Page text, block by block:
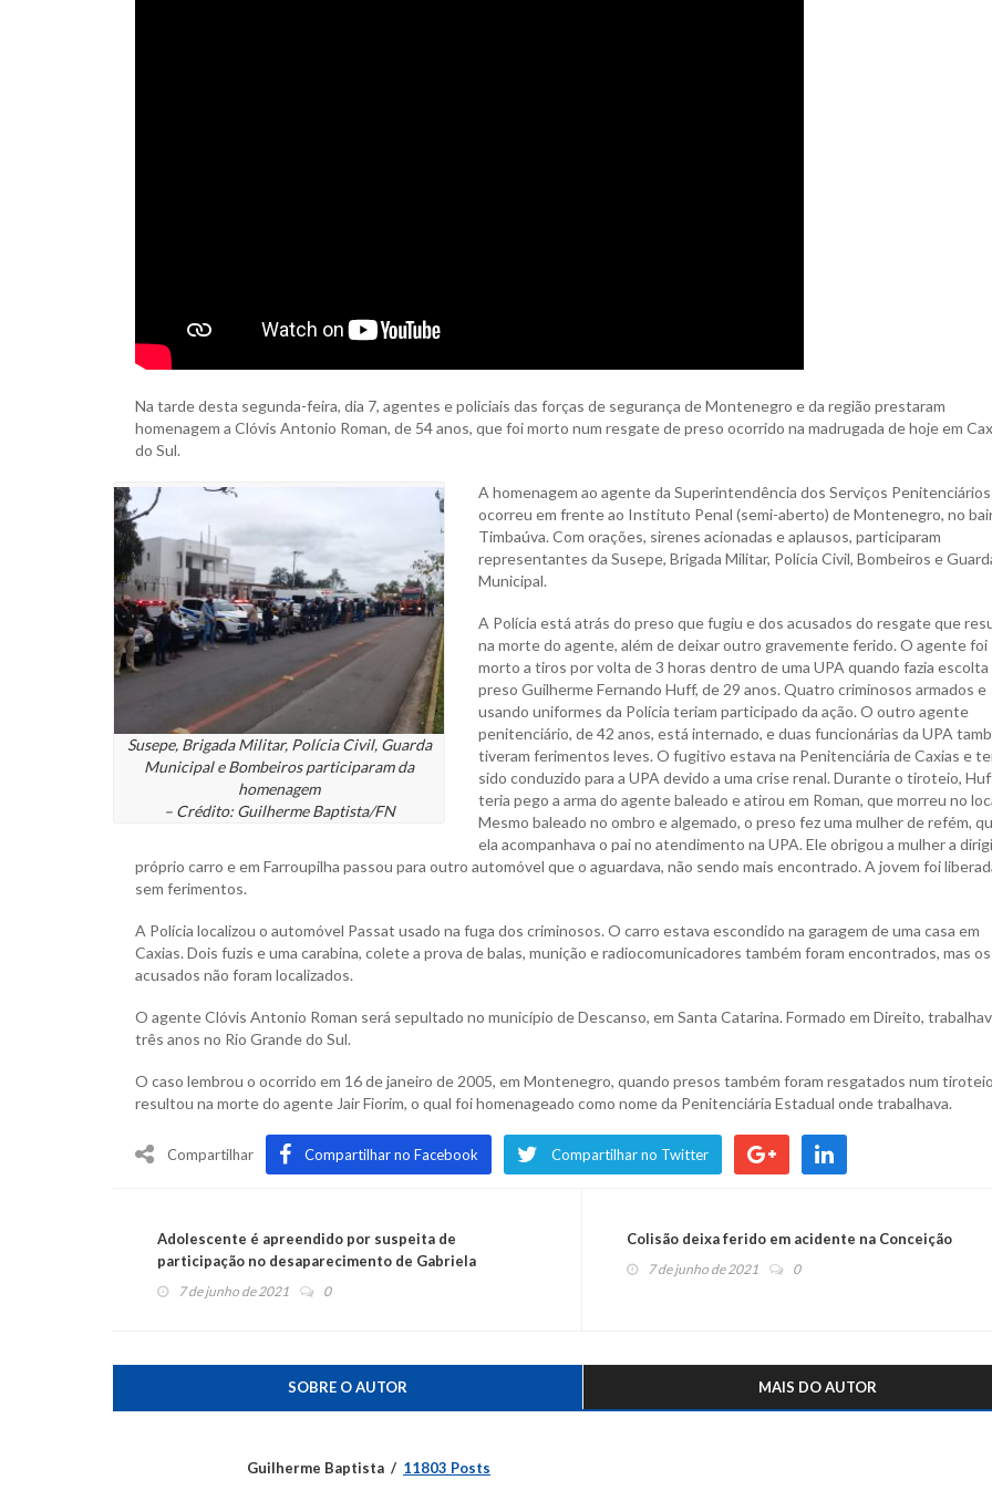
Na tarde desta segunda-feira, dia 7, agentes e policiais das forças de segurança de Montenegro e da região prestaram
homenagem a Clóvis Antonio Roman, de 54 anos, que foi morto num resgate de preso ocorrido na madrugada de hoje em
do Sul.
Susepe, Brigada Militar, Polícia Civil, Guarda
Municipal e Bombeiros participaram da
homenagem
– Crédito: Guilherme Baptista/FN
A homenagem ao agente da Superintendência dos Serviços Penitenciários
ocorreu em frente ao Instituto Penal (semi-aberto) de Montenegro, no
Timbaúva. Com orações, sirenes acionadas e aplausos, participaram
representantes da Susepe, Brigada Militar, Polícia Civil, Bombeiros e
Municipal.
A Polícia está atrás do preso que fugiu e dos acusados do resgate que
na morte do agente, além de deixar outro gravemente ferido. O agente foi
morto a tiros por volta de 3 horas dentro de uma UPA quando fazia escolta
preso Guilherme Fernando Huff, de 29 anos. Quatro criminosos armados e
usando uniformes da Polícia teriam participado da ação. O outro agente
penitenciário, de 42 anos, está internado, e duas funcionárias da UPA
tiveram ferimentos leves. O fugitivo estava na Penitenciária de Caxias e
sido conduzido para a UPA devido a uma crise renal. Durante o tiroteio,
teria pego a arma do agente baleado e atirou em Roman, que morreu no
Mesmo baleado no ombro e algemado, o preso fez uma mulher de refém,
ela acompanhava o pai no atendimento na UPA. Ele obrigou a mulher a
próprio carro e em Farroupilha passou para outro automóvel que o aguardava, não sendo mais encontrado. A jovem foi
sem ferimentos.
A Polícia localizou o automóvel Passat usado na fuga dos criminosos. O carro estava escondido na garagem de uma casa em
Caxias. Dois fuzis e uma carabina, colete a prova de balas, munição e radiocomunicadores também foram encontrados, mas os
acusados não foram localizados.
O agente Clóvis Antonio Roman será sepultado no município de Descanso, em Santa Catarina. Formado em Direito,
três anos no Rio Grande do Sul.
O caso lembrou o ocorrido em 16 de janeiro de 2005, em Montenegro, quando presos também foram resgatados num
resultou na morte do agente Jair Fiorim, o qual foi homenageado como nome da Penitenciária Estadual onde trabalhava.
Compartilhar Compartilhar no Facebook Compartilhar no Twitter
Adolescente é apreendido por suspeita de
participação no desaparecimento de Gabriela
7 de junho de 2021 0
Colisão deixa ferido em acidente na Conceição
7 de junho de 2021 0
SOBRE O AUTOR MAIS DO AUTOR
Guilherme Baptista 11803 Posts